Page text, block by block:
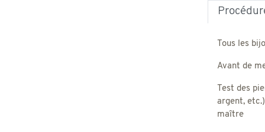
Tous les
Avant de
Test des
argent,
maître